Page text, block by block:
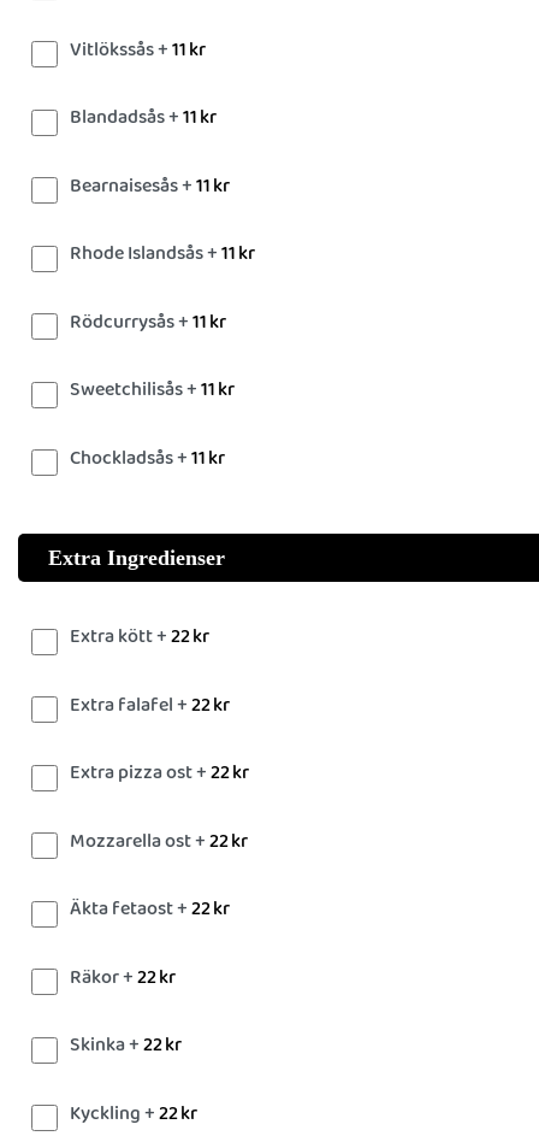
Vitlökssås +11kr
Blandadsås +11kr
Bearnaisesås +11kr
Rhode Islandsås +11kr
Rödcurrysås +11kr
Sweetchilisås +11kr
Chockladsås +11kr
Extra Ingredienser
Extra kött +22kr
Extra falafel +22kr
Extra pizza ost +22kr
Mozzarella ost +22kr
Äkta fetaost +22kr
Räkor +22kr
Skinka +22kr
Kyckling +22kr